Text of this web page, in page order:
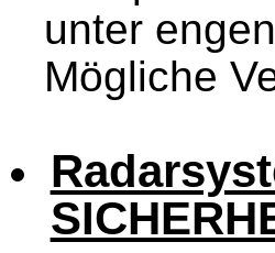
unter
Mögliche